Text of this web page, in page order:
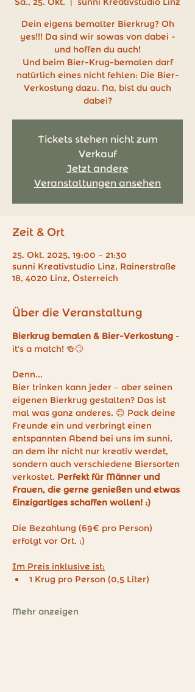
Dein eigens bemalter Bierkrug? Oh
yes!!! Da sind wir sowas von dabei -
und hoffen du auch!
Und beim Bier-Krug-bemalen darf
natürlich eines nicht fehlen: Die Bier-
Verkostung dazu. Na, bist du auch
dabei?
Tickets stehen nicht zum
Verkauf
Jetzt andere
Veranstaltungen ansehen
Zeit & Ort
25. Okt. 2025, 19:00 – 21:30
sunni Kreativstudio Linz, Rainerstraße
18, 4020 Linz, Österreich
Über die Veranstaltung
Bierkrug bemalen & Bier-Verkostung -
it's a match! 🍻😏
Denn...
Bier trinken kann jeder – aber seinen
eigenen Bierkrug gestalten? Das ist
mal was ganz anderes. 😊 Pack deine
Freunde ein und verbringt einen
entspannten Abend bei uns im sunni,
an dem ihr nicht nur kreativ werdet,
sondern auch verschiedene Biersorten
verkostet. Perfekt für Männer und
Frauen, die gerne genießen und etwas
Einzigartiges schaffen wollen! :)
Die Bezahlung (69€ pro Person)
erfolgt vor Ort. :)
Im Preis inklusive ist:
1 Krug pro Person (0,5 Liter)
Mehr anzeigen